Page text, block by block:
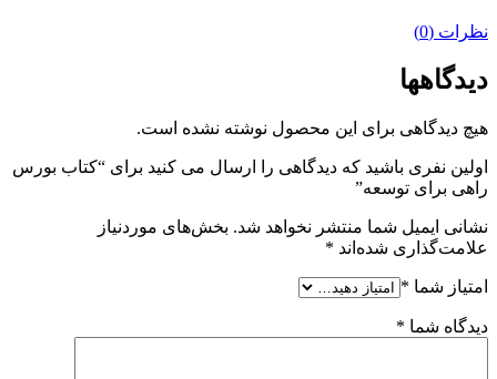
نظرات (0)
دیدگاهها
هیچ دیدگاهی برای این محصول نوشته نشده است.
اولین نفری باشید که دیدگاهی را ارسال می کنید برای “کتاب بورس
راهی برای توسعه”
نشانی ایمیل شما منتشر نخواهد شد. بخش‌های موردنیاز
علامت‌گذاری شده‌اند *
امتیاز شما *
دیدگاه شما *